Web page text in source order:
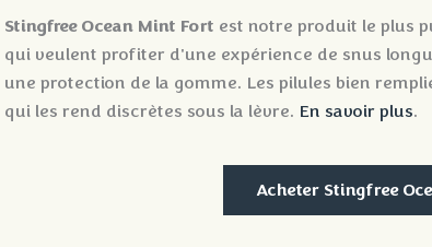
Stingfree Ocean Mint Fortest notre produit le plus
qui veulent profiter d'une expérience de snus
une protection de la gomme. Les pilules bien
qui les rend discrètes sous la lèvre. En savoir plus.
Acheter Stingfree